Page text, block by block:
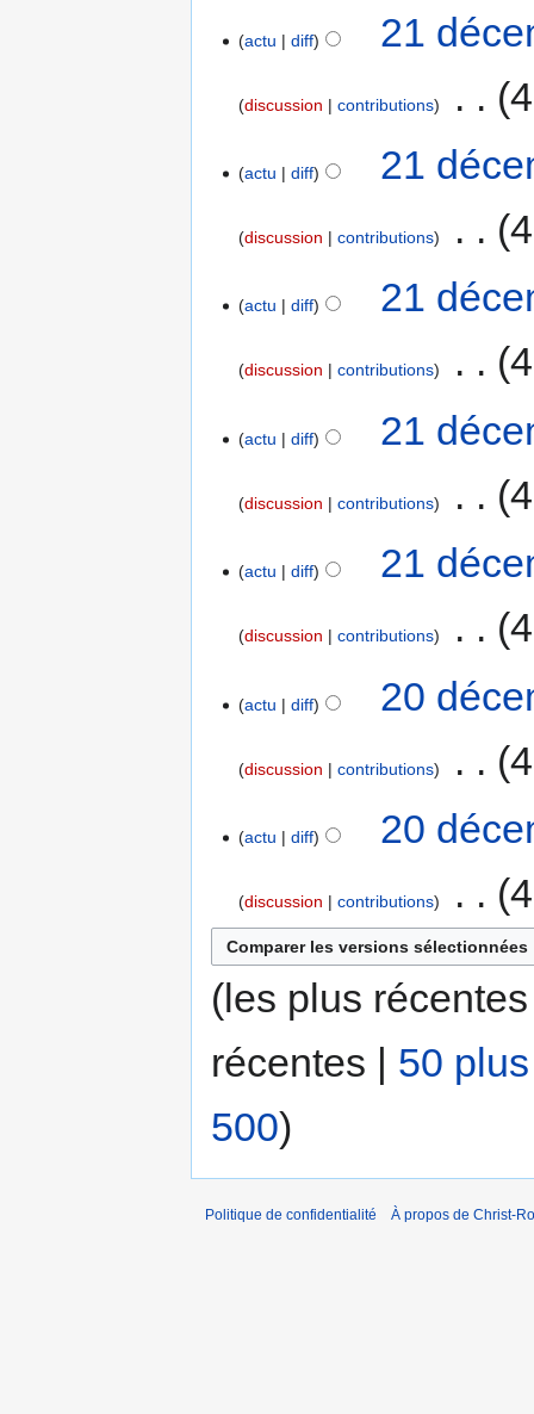
actu diff 21
discussion contributions
actu diff 21
discussion contributions
actu diff 21
discussion contributions
actu diff 21
discussion contributions
actu diff 21
discussion contributions
actu diff 20
discussion contributions
actu diff 20
discussion contributions
(les plus
récentes | 50
500)
Politique de confidentialité À propos de Christ-